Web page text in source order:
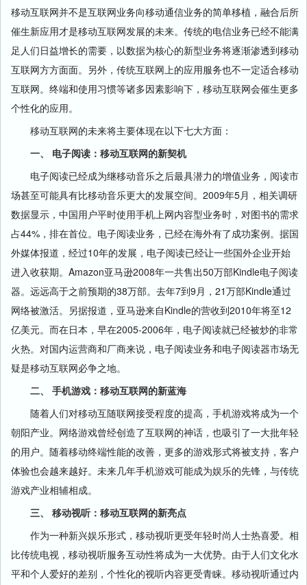
移动互联网并不是互联网业务向移动通信业务的简单移植，融合后所
催生新应用才是移动互联网发展的未来。传统的电信业务已经不能满
足人们日益增长的需要，以数据为核心的新型业务将逐渐渗透到移动
互联网方方面面。另外，传统互联网上的应用服务也不一定适合移动
互联网。终端和使用习惯等诸多因素影响下，移动互联网会催生更多
个性化的应用。
移动互联网的未来将主要体现在以下七大方面：
一、 电子阅读：移动互联网的新契机
电子阅读已经成为继移动音乐之后最具潜力的增值业务，阅读市
场甚至可能具有比移动音乐更大的发展空间。2009年5月，相关调研
数据显示，中国用户平时使用手机上网内容型业务时，对图书的需求
占44%，排在首位。电子阅读业务，已经在海外有了成功案例。据国
外媒体报道，经过10年的发展，电子阅读已经让一些国外企业开始
进入收获期。Amazon亚马逊2008年一共售出50万部Kindle电子阅读
器。远远高于之前预期的38万部。去年7到9月，21万部Kindle通过
网络被激活。另据报道，亚马逊来自Kindle的营收到2010年将至12
亿美元。而在日本，早在2005-2006年，电子阅读就已经被炒的非常
火热。对国内运营商和厂商来说，电子阅读业务和电子阅读器市场无
疑是移动互联网必争之地。
二、 手机游戏：移动互联网的新蓝海
随着人们对移动互随联网接受程度的提高，手机游戏将成为一个
朝阳产业。网络游戏曾经创造了互联网的神话，也吸引了一大批年轻
的用户。随着移动终端性能的改善，更多的游戏形式将被支持，客户
体验也会越来越好。未来几年手机游戏可能成为娱乐的先锋，与传统
游戏产业相辅相成。
三、 移动视听：移动互联网的新亮点
作为一种新兴娱乐形式，移动视听更受年轻时尚人士热喜爱。相
比传统电视，移动视听服务互动性将成为一大优势。由于人们文化水
平和个人爱好的差别，个性化的视听内容更受青睐。移动视听通过内